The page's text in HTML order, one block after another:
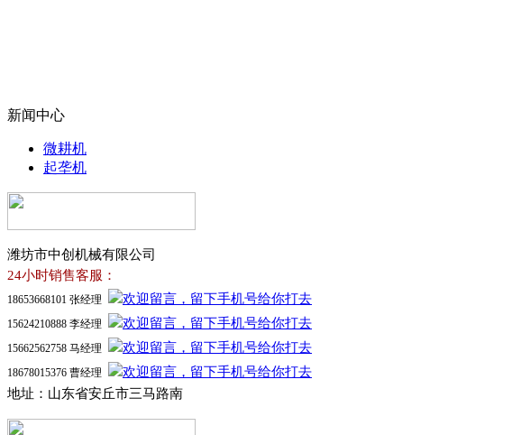
新闻中心
微耕机
起垄机
潍坊市中创机械有限公司
24小时销售客服：
18653668101 张经理
15624210888 李经理
15662562758 马经理
18678015376 曹经理
地址：山东省安丘市三马路南